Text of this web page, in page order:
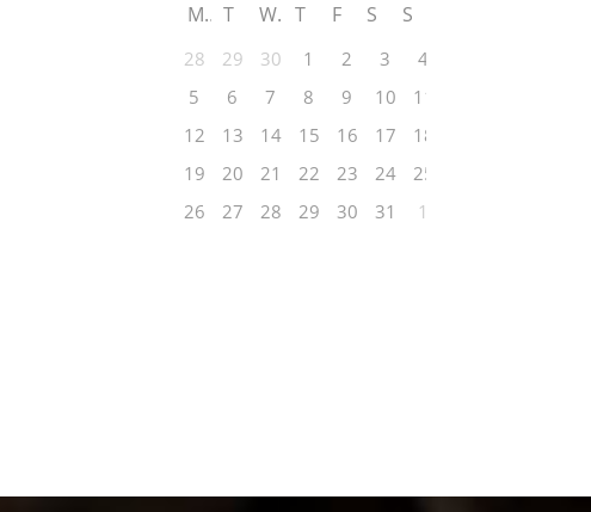
M T W T F S S
28 29 30 1 2 3
4
5
6 7 8 9 10
11
12
13 14 15 16 17
18
19
20 21 22 23 24
25
26
27 28 29 30 31 1